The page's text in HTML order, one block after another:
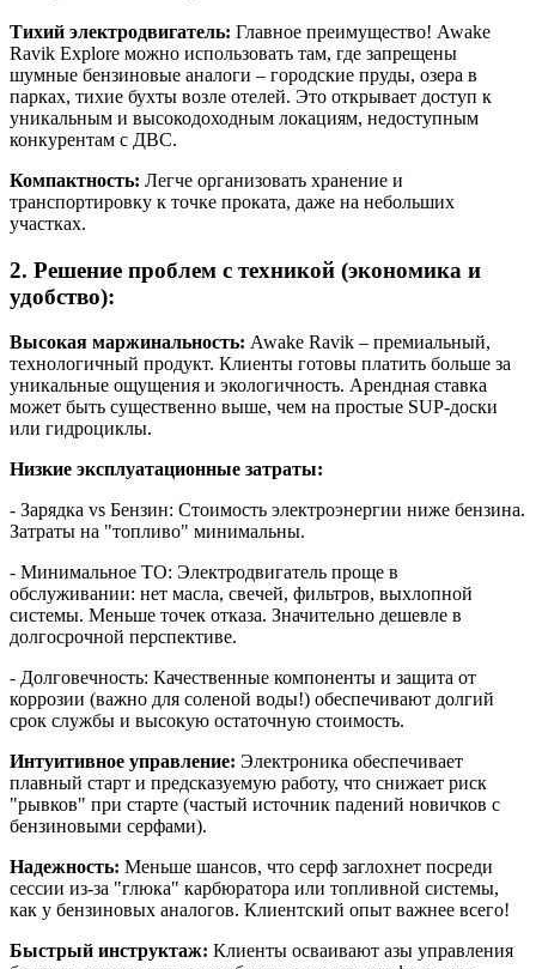
Тихий электродвигатель: Главное преимущество! Awake
Ravik Explore можно использовать там, где запрещены
шумные бензиновые аналоги – городские пруды, озера в
парках, тихие бухты возле отелей. Это открывает доступ к
уникальным и высокодоходным локациям, недоступным
конкурентам с ДВС.
Компактность: Легче организовать хранение и
транспортировку к точке проката, даже на небольших
участках.
2. Решение проблем с техникой (экономика и
удобство):
Высокая маржинальность: Awake Ravik – премиальный,
технологичный продукт. Клиенты готовы платить больше за
уникальные ощущения и экологичность. Арендная ставка
может быть существенно выше, чем на простые SUP-доски
или гидроциклы.
Низкие эксплуатационные затраты:
- Зарядка vs Бензин: Стоимость электроэнергии ниже бензина.
Затраты на "топливо" минимальны.
- Минимальное ТО: Электродвигатель проще в
обслуживании: нет масла, свечей, фильтров, выхлопной
системы. Меньше точек отказа. Значительно дешевле в
долгосрочной перспективе.
- Долговечность: Качественные компоненты и защита от
коррозии (важно для соленой воды!) обеспечивают долгий
срок службы и высокую остаточную стоимость.
Интуитивное управление: Электроника обеспечивает
плавный старт и предсказуемую работу, что снижает риск
"рывков" при старте (частый источник падений новичков с
бензиновыми серфами).
Надежность: Меньше шансов, что серф заглохнет посреди
сессии из-за "глюка" карбюратора или топливной системы,
как у бензиновых аналогов. Клиентский опыт важнее всего!
Быстрый инструктаж: Клиенты осваивают азы управления